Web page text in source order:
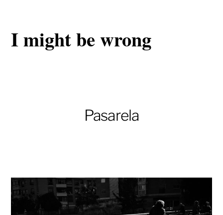
I might be wrong
Pasarela